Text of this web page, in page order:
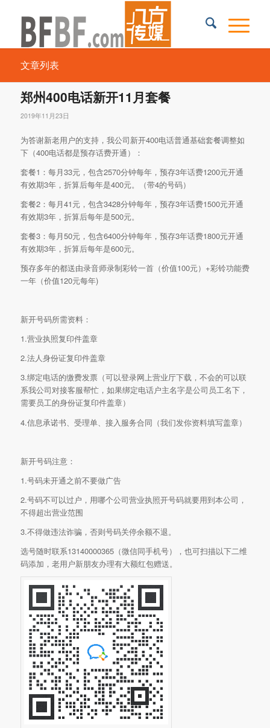
文章列表
郑州400电话新开11月套餐
2019年11月23日
为答谢新老用户的支持，我公司新开400电话普通基础套餐调整如
下（400电话都是预存话费开通）：
套餐1：每月33元，包含2570分钟每年，预存3年话费1200元开通
有效期3年，折算后每年是400元。（带4的号码）
套餐2：每月41元，包含3428分钟每年，预存3年话费1500元开通
有效期3年，折算后每年是500元。
套餐3：每月50元，包含6400分钟每年，预存3年话费1800元开通
有效期3年，折算后每年是600元。
预存多年的都送由录音师录制彩铃一首（价值100元）+彩铃功能费
一年（价值120元每年)
新开号码所需资料：
1.营业执照复印件盖章
2.法人身份证复印件盖章
3.绑定电话的缴费发票（可以登录网上营业厅下载，不会的可以联
系我公司对接客服帮忙，如果绑定电话户主名字是公司员工名下，
需要员工的身份证复印件盖章）
4.信息承诺书、受理单、接入服务合同（我们发你资料填写盖章）
新开号码注意：
1.号码未开通之前不要做广告
2.号码不可以过户，用哪个公司营业执照开号码就要用到本公司，
不得超出营业范围
3.不得做违法诈骗，否则号码关停余额不退。
选号随时联系13140000365（微信同手机号），也可扫描以下二维
码添加，老用户新朋友办理有大额红包赠送。